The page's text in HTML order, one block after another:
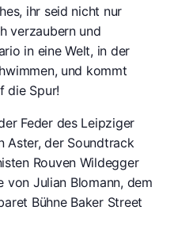
ihr seid nicht nur
verzaubern und
in eine Welt, in der
und kommt
die Spur!
Feder des Leipziger
Aster, der Soundtrack
Rouven Wildegger
von Julian Blomann, dem
Bühne Baker Street